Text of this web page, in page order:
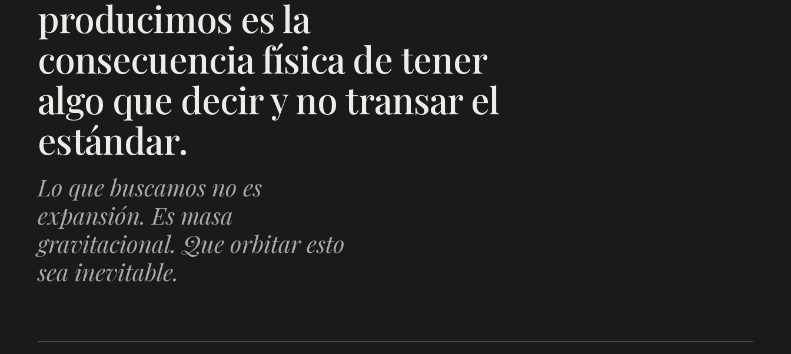
producimos es la
consecuencia física de tener
algo que decir y no transar el
estándar.
Lo que buscamos no es
expansión. Es masa
gravitacional. Que orbitar esto
sea inevitable.